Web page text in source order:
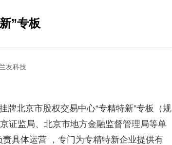
”专板
友科技
牌北京市股权交易中心“专精特新”专板（规
证监局、北京市地方金融监督管理局等单
具体运营 ，专门为专精特新企业提供有